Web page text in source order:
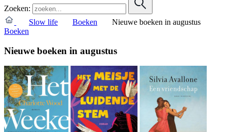
Zoeken:
Slow life
Boeken
Nieuwe boeken in augustus
Boeken
Nieuwe boeken in augustus